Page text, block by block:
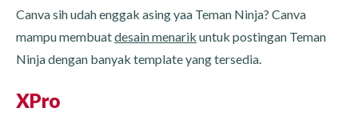
Canva sih udah enggak asing yaa Teman Ninja? Canva
mampu membuatdesain menarik untuk postingan Teman
Ninja dengan banyak template yang tersedia.
XPro